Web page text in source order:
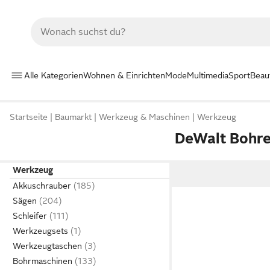
Alle KategorienWohnen & EinrichtenModeMultimediaSport
Startseite Baumarkt Werkzeug & Maschinen Werkzeug
DeWalt
Werkzeug
Akkuschrauber
Sägen
Schleifer
Werkzeugsets
Werkzeugtaschen
Bohrmaschinen